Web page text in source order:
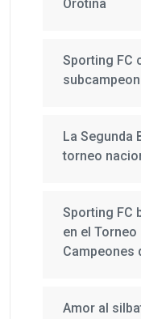
Orotina
Sporting FC
La Segunda
torneo
Sporting FC
en el
Campeones
Amor al